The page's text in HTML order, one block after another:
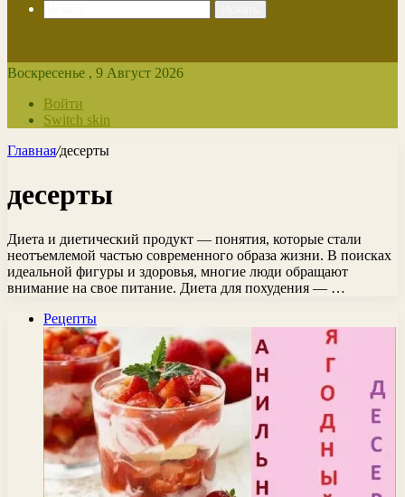
Воскресенье , 9 Август 2026
Войти
Switch skin
Главная/десерты
десерты
Диета и диетический продукт — понятия, которые стали
неотъемлемой частью современного образа жизни. В поисках
идеальной фигуры и здоровья, многие люди обращают
внимание на свое питание. Диета для похудения — …
Рецепты